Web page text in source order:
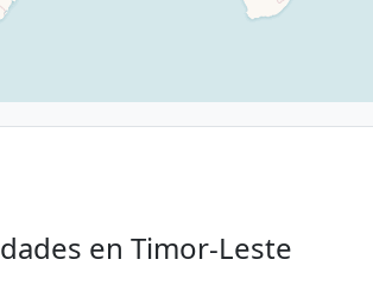
en Timor-Leste